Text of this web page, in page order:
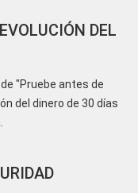
DEL
"Pruebe antes de
del dinero de 30 días